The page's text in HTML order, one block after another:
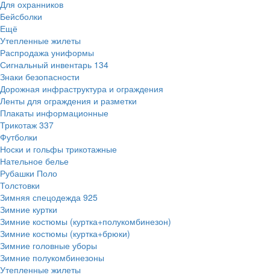
Для охранников
Бейсболки
Ещё
Утепленные жилеты
Распродажа униформы
Сигнальный инвентарь 134
Знаки безопасности
Дорожная инфраструктура и ограждения
Ленты для ограждения и разметки
Плакаты информационные
Трикотаж 337
Футболки
Носки и гольфы трикотажные
Нательное белье
Рубашки Поло
Толстовки
Зимняя спецодежда 925
Зимние куртки
Зимние костюмы (куртка+полукомбинезон)
Зимние костюмы (куртка+брюки)
Зимние головные уборы
Зимние полукомбинезоны
Утепленные жилеты